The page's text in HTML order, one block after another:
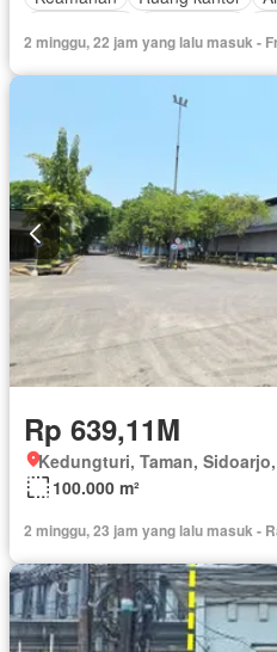
2 minggu, 22 jam yang lalu masuk -
Rp 639,11M
Kedungturi, Taman,
100.000 m²
2 minggu, 23 jam yang lalu masuk -